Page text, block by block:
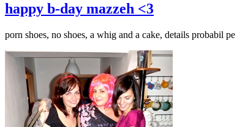
happy b-day mazzeh <3
porn shoes, no shoes, a whig and a cake, details probabil pe